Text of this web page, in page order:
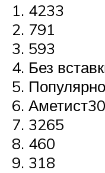
4233
791
593
Без
3265
460
318